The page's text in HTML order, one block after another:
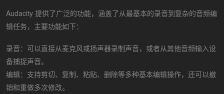
Audacity 提供了广泛的功能，涵盖了从最基本的录音到复杂的音频编
辑任务，主要功能如下：
录音：可以直接从麦克风或扬声器录制声音，或者从其他音频输入设
备捕捉声音。
编辑：支持剪切、复制、粘贴、删除等多种基本编辑操作，还可以撤
销和重做多次修改。